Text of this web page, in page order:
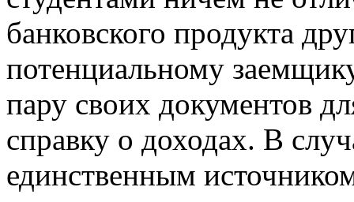
банковского продукта
потенциальному
пару своих документов
справку о доходах. В
единственным